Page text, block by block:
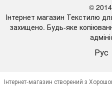
©
Інтернет магазин Текстилю
захищено. Будь-яке
Рус
Інтернет-магазин створений з